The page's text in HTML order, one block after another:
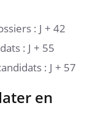
: J + 42
: J + 55
: J + 57
en